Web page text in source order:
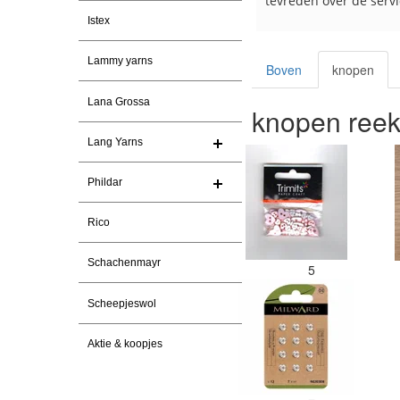
Istex
Lammy yarns
Lana Grossa
Lang Yarns
Phildar
Rico
Schachenmayr
Scheepjeswol
Aktie & koopjes
Boven knopen
knopen
5